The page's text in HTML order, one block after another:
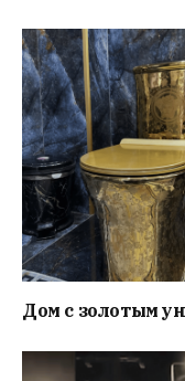
Дом с золотым